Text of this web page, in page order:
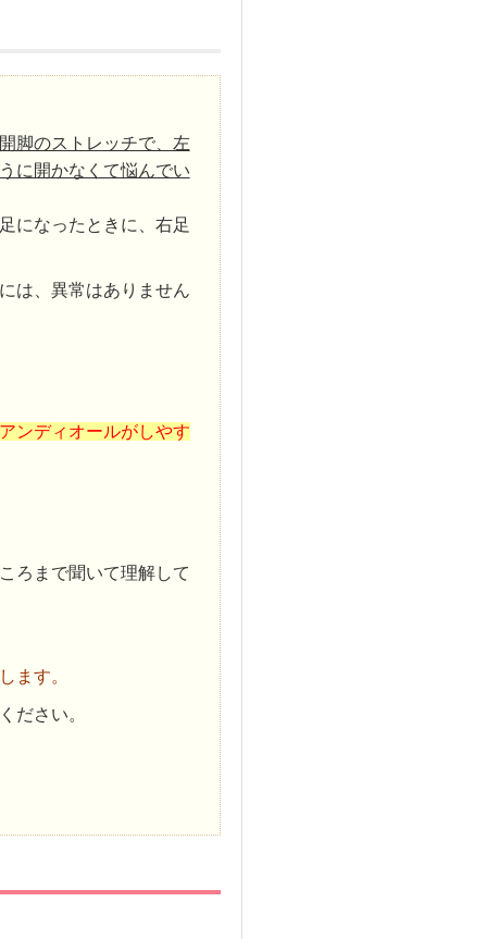
脚のストレッチで、左
に開かなくて悩んでい
になったときに、右足
は、異常はありません
ンディオールがしやす
ろまで聞いて理解して
ます。
ださい。